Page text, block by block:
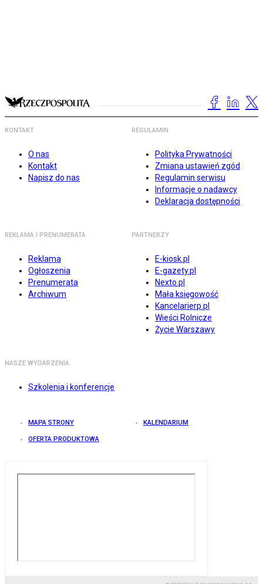
KONTAKT
O nas
Kontakt
Napisz do nas
REGULAMIN
Polityka Prywatności
Zmiana ustawień zgód
Regulamin serwisu
Informacje o nadawcy
Deklaracja dostępności
REKLAMA I PRENUMERATA
Reklama
Ogłoszenia
Prenumerata
Archiwum
PARTNERZY
E-kiosk.pl
E-gazety.pl
Nexto.pl
Mała księgowość
Kancelarierp.pl
Wieści Rolnicze
Życie Warszawy
NASZE WYDARZENIA
Szkolenia i konferencje
MAPA STRONY KALENDARIUM
OFERTA PRODUKTOWA